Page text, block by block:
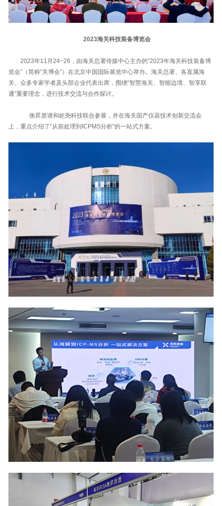
2023海关科技装备博览会
2023年11月24~26，由海关总署传媒中心主办的“2023年海关科技装备博
览会”（简称“关博会”）在北京中国国际展览中心举办。海关总署、各直属海
关、众多专家学者及头部企业代表出席，围绕“智慧海关、智能边境、智享联
通”重要理念，进行技术交流与合作探讨。
衡昇质谱和屹尧科技联合参展，并在海关国产仪器技术创新交流会
上，重点介绍了“从前处理到ICPMS分析”的一站式方案。